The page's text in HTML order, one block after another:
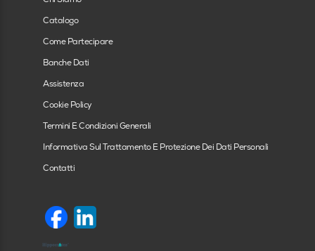
Catalogo
Come Partecipare
Banche Dati
Assistenza
Cookie Policy
Termini E Condizioni Generali
Informativa Sul Trattamento E Protezione Dei Dati Personali
Contatti